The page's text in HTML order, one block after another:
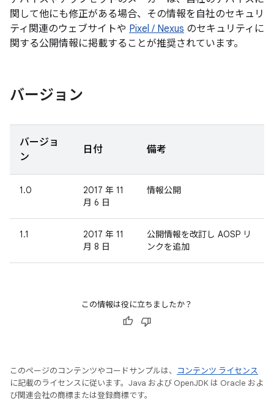
関して他にも修正がある場合、その情報を自社のセキュリ
ティ関連のウェブサイトや Pixel / Nexus のセキュリティに
関する公開情報に掲載することが推奨されています。
バージョン
バージョ
ン
日付 備考
1.0
2017 年 11
月 6 日
情報公開
1.1
2017 年 11
月 8 日
公開情報を改訂し AOSP リ
ンクを追加
この情報は役に立ちましたか？
このページのコンテンツやコードサンプルは、
コンテンツ ライセンス
に記載のライセンスに従います。Java および OpenJDK は Oracle およ
び関連会社の商標または登録商標です。